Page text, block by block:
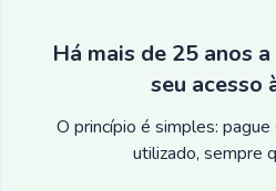
Há mais de 25 anos
seu acesso
O princípio é simples:
utilizado, sempre